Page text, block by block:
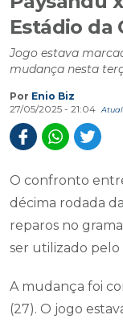
Estádio da
Jogo estava
mudança nesta
Por Enio Biz
27/05/2025 - 21:04
O confronto
décima rodada
reparos no
ser utilizado pelo
A mudança foi
(27). O jogo